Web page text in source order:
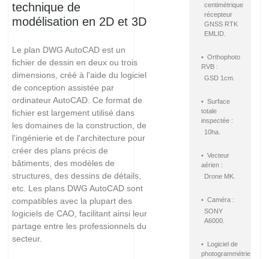
technique de
modélisation en 2D et 3D
Le plan DWG AutoCAD est un
fichier de dessin en deux ou trois
dimensions, créé à l'aide du logiciel
de conception assistée par
ordinateur AutoCAD. Ce format de
fichier est largement utilisé dans
les domaines de la construction, de
l'ingénierie et de l'architecture pour
créer des plans précis de
bâtiments, des modèles de
structures, des dessins de détails,
etc. Les plans DWG AutoCAD sont
compatibles avec la plupart des
logiciels de CAO, facilitant ainsi leur
partage entre les professionnels du
secteur.
centimétrique
récepteur
GNSS RTK
EMLID.
• Orthophoto
RVB :
GSD 1cm.
• Surface
totale
inspectée :
10ha.
• Vecteur
aérien :
Drone MK.
• Caméra :
SONY
A6000.
• Logiciel de
photogrammétrie